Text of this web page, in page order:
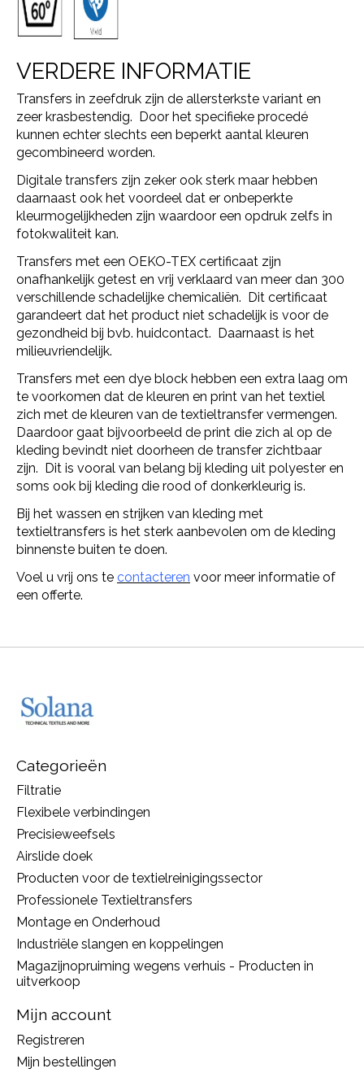
VERDERE INFORMATIE
Transfers in zeefdruk zijn de allersterkste variant en
zeer krasbestendig. Door het specifieke procedé
kunnen echter slechts een beperkt aantal kleuren
gecombineerd worden.
Digitale transfers zijn zeker ook sterk maar hebben
daarnaast ook het voordeel dat er onbeperkte
kleurmogelijkheden zijn waardoor een opdruk zelfs in
fotokwaliteit kan.
Transfers met een OEKO-TEX certificaat zijn
onafhankelijk getest en vrij verklaard van meer dan 300
verschillende schadelijke chemicaliën. Dit certificaat
garandeert dat het product niet schadelijk is voor de
gezondheid bij bvb. huidcontact. Daarnaast is het
milieuvriendelijk.
Transfers met een dye block hebben een extra laag om
te voorkomen dat de kleuren en print van het textiel
zich met de kleuren van de textieltransfer vermengen.
Daardoor gaat bijvoorbeeld de print die zich al op de
kleding bevindt niet doorheen de transfer zichtbaar
zijn. Dit is vooral van belang bij kleding uit polyester en
soms ook bij kleding die rood of donkerkleurig is.
Bij het wassen en strijken van kleding met
textieltransfers is het sterk aanbevolen om de kleding
binnenste buiten te doen.
Voel u vrij ons te contacteren voor meer informatie of
een offerte.
Categorieën
Filtratie
Flexibele verbindingen
Precisieweefsels
Airslide doek
Producten voor de textielreinigingssector
Professionele Textieltransfers
Montage en Onderhoud
Industriële slangen en koppelingen
Magazijnopruiming wegens verhuis - Producten in
uitverkoop
Mijn account
Registreren
Mijn bestellingen